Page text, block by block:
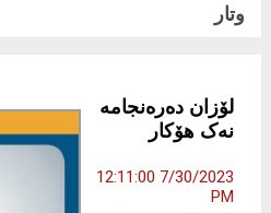
وتار
لۆزان دەرەنجامە
نەک هۆکار
7/30/2023 12:11:00
PM